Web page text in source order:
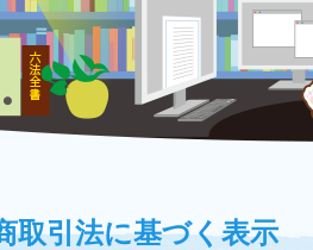
取引法に基づく表示